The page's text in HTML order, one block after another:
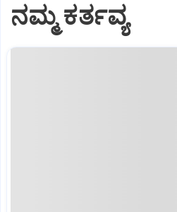
ನಮ್ಮ ಕರ್ತವ್ಯ